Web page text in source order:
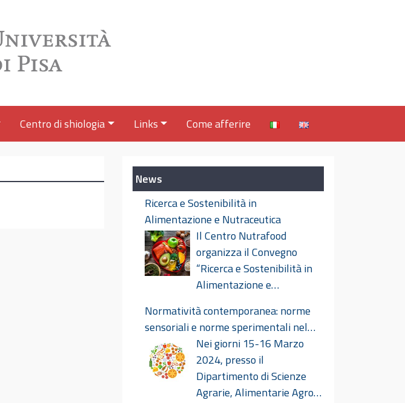
Centro di shiologia Links Come afferire
News
Ricerca e Sostenibilità in
Alimentazione e Nutraceutica
Il Centro Nutrafood
organizza il Convegno
“Ricerca e Sostenibilità in
Alimentazione e
Congressi Le Benedettine il giorno 18
ottobre 2024. Ricerca E Sostenibilità In
Alimentazione E Nutraceutica Def
Normatività contemporanea: norme
sensoriali e norme sperimentali nel
settore alimentareNei giorni 15-16 Marzo
2024, presso il
Dipartimento di Scienze
Agrarie, Alimentarie Agro-